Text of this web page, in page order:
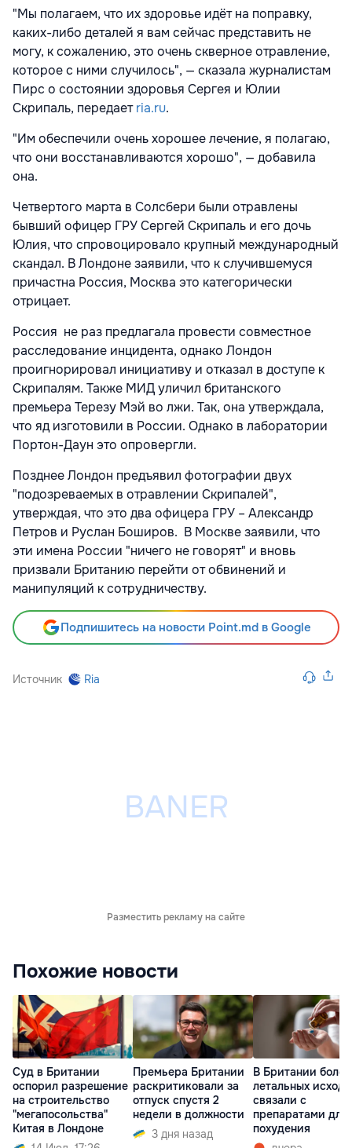
"Мы полагаем, что их здоровье идёт на поправку,
каких-либо деталей я вам сейчас представить не
могу, к сожалению, это очень скверное отравление,
которое с ними случилось", — сказала журналистам
Пирс о состоянии здоровья Сергея и Юлии
Скрипаль, передаетria.ru.
"Им обеспечили очень хорошее лечение, я полагаю,
что они восстанавливаются хорошо", — добавила
она.
Четвертого марта в Солсбери были отравлены
бывший офицер ГРУ Сергей Скрипаль и его дочь
Юлия, что спровоцировало крупный международный
скандал. В Лондоне заявили, что к случившемуся
причастна Россия, Москва это категорически
отрицает.
Россия не раз предлагала провести совместное
расследование инцидента, однако Лондон
проигнорировал инициативу и отказал в доступе к
Скрипалям. Также МИД уличил британского
премьера Терезу Мэй во лжи. Так, она утверждала,
что яд изготовили в России. Однако в лаборатории
Портон-Даун это опровергли.
Позднее Лондон предъявил фотографии двух
"подозреваемых в отравлении Скрипалей",
утверждая, что это два офицера ГРУ – Александр
Петров и Руслан Боширов. В Москве заявили, что
эти имена России "ничего не говорят" и вновь
призвали Британию перейти от обвинений и
манипуляций к сотрудничеству.
Подпишитесь на новости Point.md в Google
Источник Ria
Разместить рекламу на сайте
Похожие новости
Суд в Британии
оспорил разрешение
на строительство
"мегапосольства"
Китая в Лондоне
Премьера Британии
раскритиковали за
отпуск спустя 2
недели в должности
3 дня назад
В Британии
летальных
связали с
препаратами для
похудения